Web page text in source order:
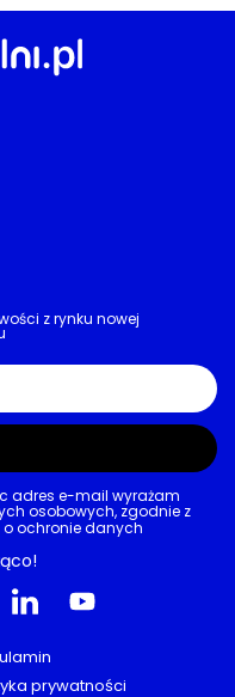
tysięcy
do Polski.
500 tys.
Warszawy